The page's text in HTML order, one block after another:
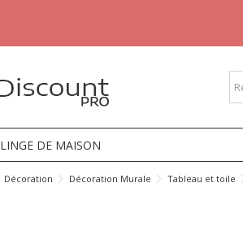
LINGE DE MAISON
Décoration Décoration Murale Tableau et toile